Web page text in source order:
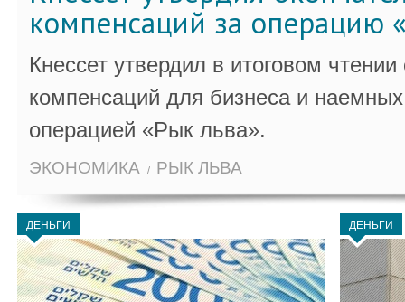
компенсаций за операцию
Кнессет утвердил в итоговом
компенсаций для бизнеса и
операцией «Рык льва».
ЭКОНОМИКА РЫК ЛЬВА
ДЕНЬГИ ДЕНЬГИ